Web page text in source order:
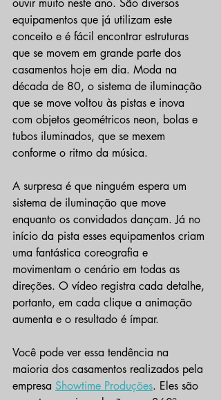
ouvir muito neste ano. São diversos
equipamentos que já utilizam este
conceito e é fácil encontrar estruturas
que se movem em grande parte dos
casamentos hoje em dia. Moda na
década de 80, o sistema de iluminação
que se move voltou às pistas e inova
com objetos geométricos neon, bolas e
tubos iluminados, que se mexem
conforme o ritmo da música.
A surpresa é que ninguém espera um
sistema de iluminação que move
enquanto os convidados dançam. Já no
início da pista esses equipamentos criam
uma fantástica coreografia e
movimentam o cenário em todas as
direções. O vídeo registra cada detalhe,
portanto, em cada clique a animação
aumenta e o resultado é ímpar.
Você pode ver essa tendência na
maioria dos casamentos realizados pela
empresa Showtime Produções. Eles são